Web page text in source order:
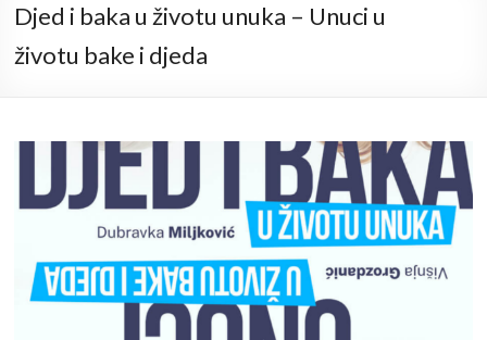
Djed i baka u životu unuka – Unuci u
životu bake i djeda